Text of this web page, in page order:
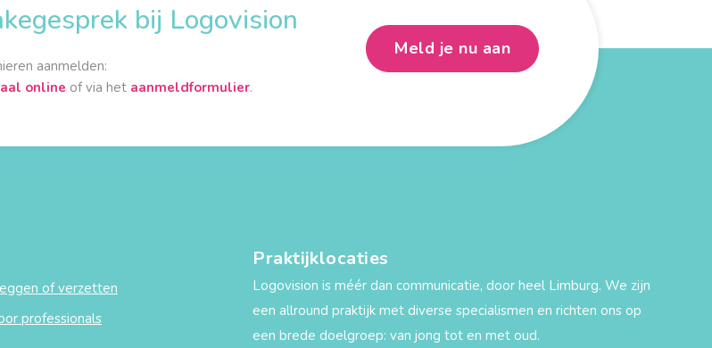
bij Logovision
aanmelden:
online of via het aanmeldformulier.
Meld je nu aan
of verzetten
professionals
Praktijklocaties
Logovision is méér dan communicatie, door heel Limburg. We zijn
een allround praktijk met diverse specialismen en richten ons op
een brede doelgroep: van jong tot en met oud.